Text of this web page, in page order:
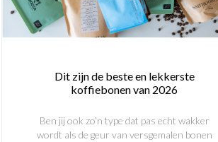
Dit zijn de beste en lekkerste
koffiebonen van 2026
Ben jij ook zo’n type dat pas echt wakker
wordt als de geur van versgemalen bonen